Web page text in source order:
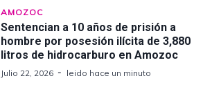
AMOZOC
Sentencian a 10 años de prisión a
hombre por posesión ilícita de 3,880
litros de hidrocarburo en Amozoc
Julio 22, 2026 leido hace un minuto